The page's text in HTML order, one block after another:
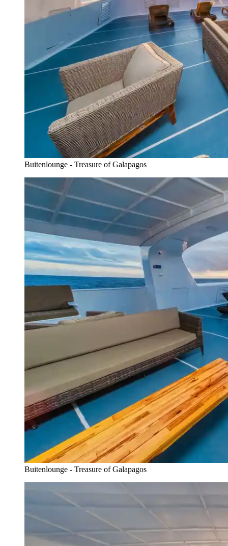
Buitenlounge - Treasure of Galapagos
Buitenlounge - Treasure of Galapagos